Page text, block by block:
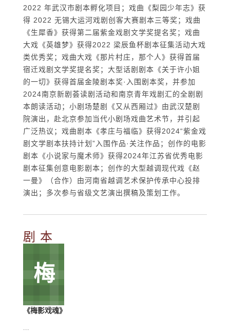
2022 年武汉市剧本孵化项目；戏曲《梨园少年志》获
得 2022 无锡大运河戏剧创客大赛剧本三等奖；戏曲
《生犀香》获得第二届紫金戏剧文学奖提名奖；戏曲
大戏《英雄梦》获得2022 梁辰鱼杯剧本征集活动大戏
类优秀奖；戏曲大戏《那片村庄，那个人》获得首届
宿迁戏剧文学奖提名奖；大型话剧剧本《关于许小姐
的一切》获得首届金陵剧本奖·入围剧本奖，并参加
2024南京新剧荟读剧活动和南京青年戏剧汇的全剧剧
本朗读活动；小剧场楚剧《又从西厢过》由武汉楚剧
院演出，赴北京参加当代小剧场戏曲艺术节，并引起
广泛热议；戏曲剧本《孝庄与福临》获得2024“紫金戏
剧文学剧本扶持计划”入围作品·关注作品；创作的电影
剧本《小说家与魔术师》获得2024年江苏省优秀电影
剧本征集创意电影剧本；创作的大型越调现代戏《赵
一曼》（合作）由河南省越调艺术保护传承中心投排
演出；多次参与省级文艺演出撰稿及策划工作。
剧 本
梅
《梅影戏魂》
...